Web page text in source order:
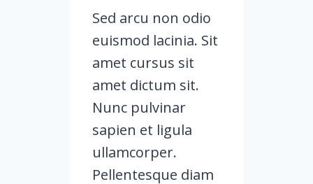
Sed arcu non odio
euismod lacinia. Sit
amet cursus sit
amet dictum sit.
Nunc pulvinar
sapien et ligula
ullamcorper.
Pellentesque diam